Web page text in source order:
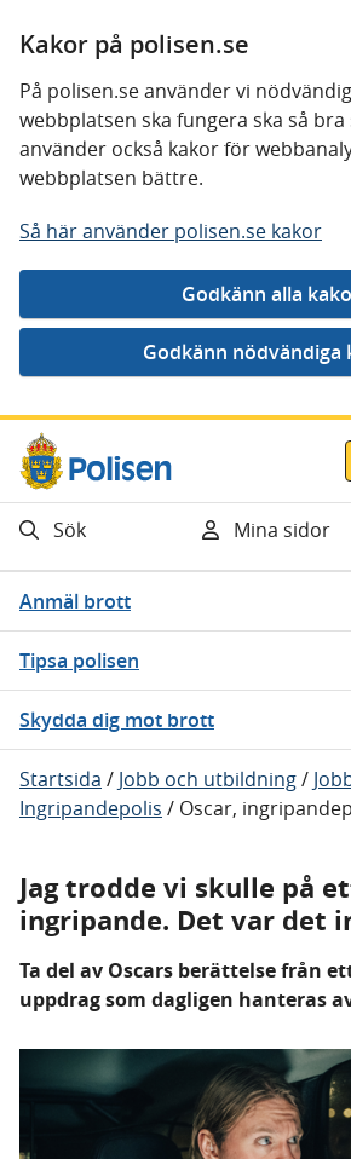
Kakor på polisen.se
På polisen.se använder vi
webbplatsen ska fungera ska så
använder också kakor för
webbplatsen bättre.
Så här använder polisen.se kakor
Gå direkt till innehåll
Sök Mina sidor
Anmäl brott
Tipsa polisen
Skydda dig mot brott
Startsida / Jobb och utbildning/
Ingripandepolis / Oscar,
Jag trodde vi skulle på
ingripande. Det var det
Ta del av Oscars berättelse från
uppdrag som dagligen hanteras